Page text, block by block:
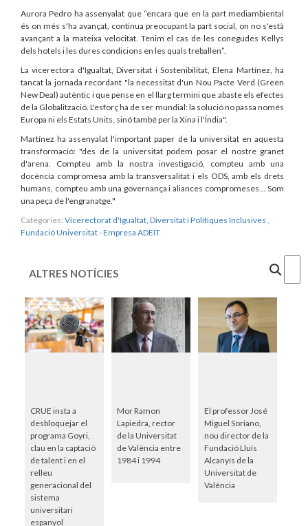
Aurora Pedro ha assenyalat que “encara que en la part mediambiental
és on més s'ha avançat, continua preocupant la part social, on no s'està
avançant a la mateixa velocitat. Tenim el cas de les conegudes Kellys
dels hotels i les dures condicions en les quals treballen”.
La vicerectora d'Igualtat, Diversitat i Sostenibilitat, Elena Martínez, ha
tancat la jornada recordant "la necessitat d'un Nou Pacte Verd (Green
New Deal) autèntic i que pense en el llarg termini que abaste els efectes
de la Globalització. L'esforç ha de ser mundial: la solució no passa només
Europa ni els Estats Units, sinó també per la Xina i l'Índia".
Martínez ha assenyalat l'important paper de la universitat en aquesta
transformació: "des de la universitat podem posar el nostre granet
d'arena. Compteu amb la nostra investigació, compteu amb una
docència compromesa amb la transversalitat i els ODS, amb els drets
humans, compteu amb una governança i aliances compromeses… Som
una peça de l'engranatge."
Categories: Vicerectorat d'Igualtat, Diversitat i Polítiques Inclusives
Fundació Universitat - Empresa ADEIT
ALTRES NOTÍCIES
CRUE insta a
desbloquejar el
programa Goyri,
clau en la captació
de talent i en el
relleu
generacional del
sistema
universitari
espanyol
Mor Ramon
Lapiedra, rector
de la Universitat
de València entre
1984 i 1994
El professor José
Miguel Soriano,
nou director de la
Fundació Lluís
Alcanyís de la
Universitat de
València